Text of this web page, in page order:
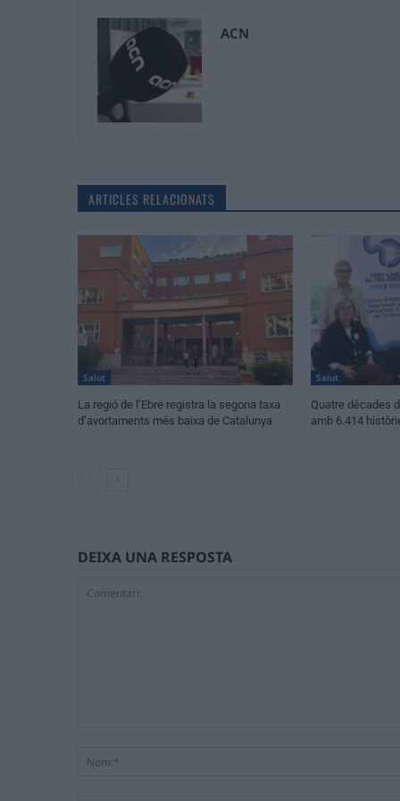
ACN
ARTICLES RELACIONATS
Salut
La regió de l’Ebre registra la segona taxa
d’avortaments més baixa de Catalunya
Salut
Quatre dècades
amb 6.414
DEIXA UNA RESPOSTA